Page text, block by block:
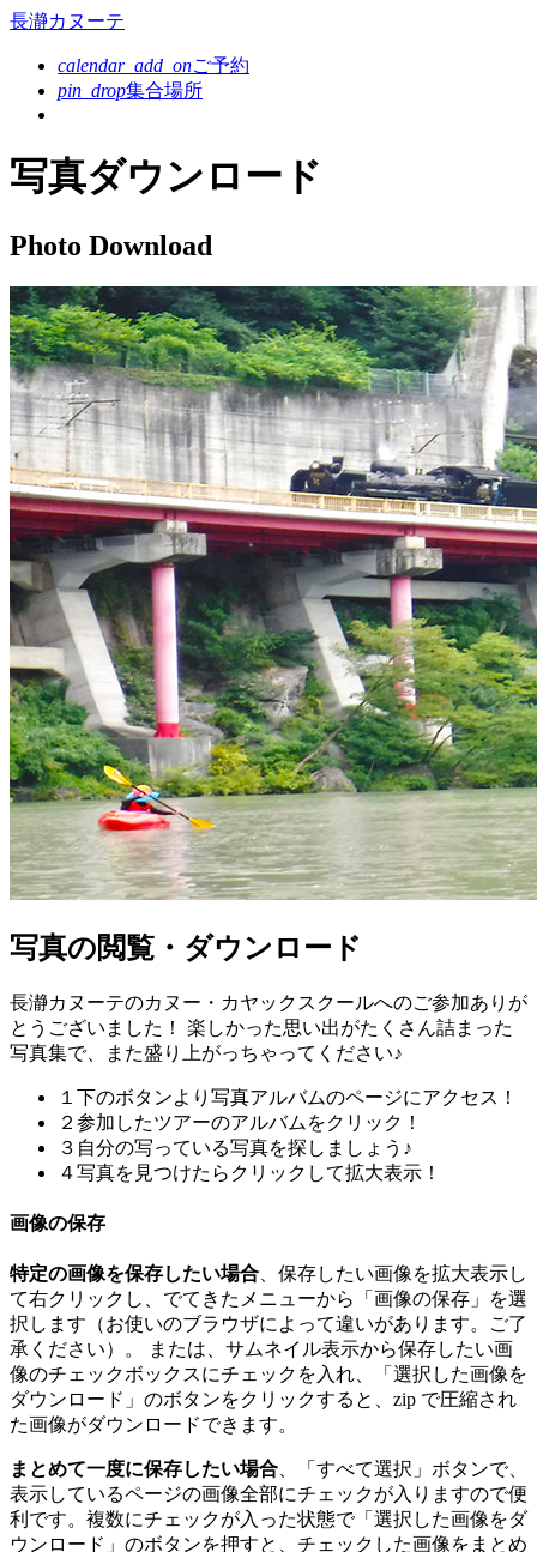
コ
文
キ
プ
長瀞カヌーテ
calendar_add_onご予約
pin_drop集合場所
写真ダウンロード
Photo Download
写真の閲覧・ダウンロード
長瀞カヌーテのカヌー・カヤックスクールへのご参加ありが
とうございました！ 楽しかった思い出がたくさん詰まった
写真集で、また盛り上がっちゃってください♪
１下のボタンより写真アルバムのページにアクセス！
２参加したツアーのアルバムをクリック！
３自分の写っている写真を探しましょう♪
４写真を見つけたらクリックして拡大表示！
画像の保存
特定の画像を保存したい場合 、保存したい画像を拡大表示し
て右クリックし、でてきたメニューから「画像の保存」を選
択します（お使いのブラウザによって違いがあります。ご了
承ください）。 または、サムネイル表示から保存したい画
像のチェックボックスにチェックを入れ、「選択した画像を
ダウンロード」のボタンをクリックすると、zip で圧縮され
た画像がダウンロードできます。
まとめて一度に保存したい場合 、「すべて選択」ボタンで、
表示しているページの画像全部にチェックが入りますので便
利です。複数にチェックが入った状態で「選択した画像をダ
ウンロード」のボタンを押すと、チェックした画像をまとめ